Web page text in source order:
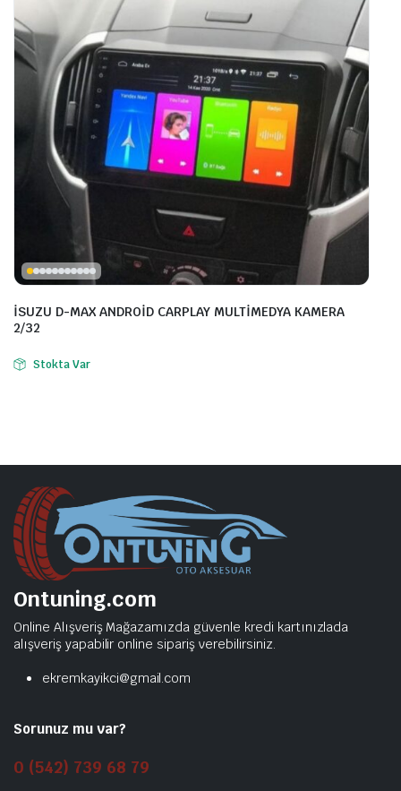
İSUZU D-MAX ANDROİD CARPLAY MULTİMEDYA KAMERA
2/32
Stokta Var
Ontuning.com
Online Alışveriş Mağazamızda güvenle kredi kartınızlada
alışveriş yapabilir online sipariş verebilirsiniz.
ekremkayikci@gmail.com
Sorunuz mu var?
0 (542) 739 68 79